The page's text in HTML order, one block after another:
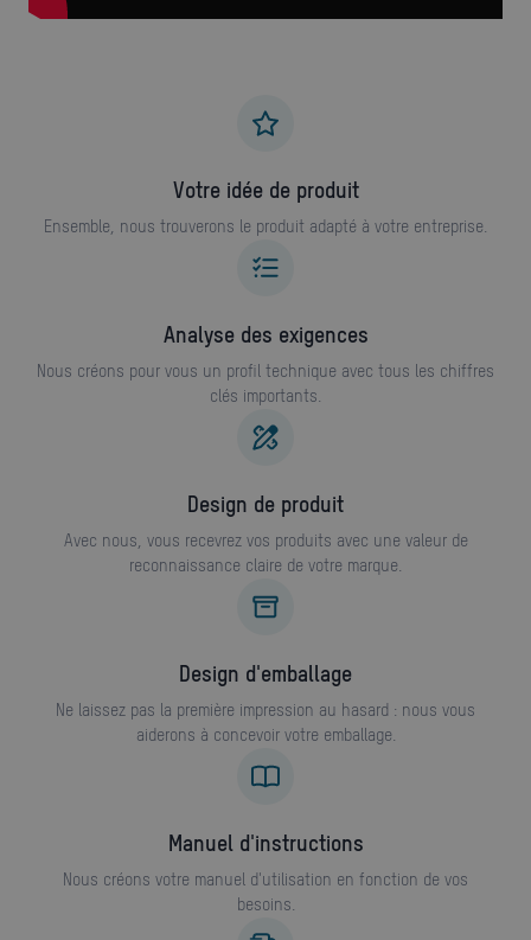
Votre idée de produit
Ensemble, nous trouverons le produit adapté à votre entreprise.
Analyse des exigences
Nous créons pour vous un profil technique avec tous les chiffres
clés importants.
design de produit
Avec nous, vous recevrez vos produits avec une valeur de
reconnaissance claire de votre marque.
design d'emballage
Ne laissez pas la première impression au hasard : nous vous
aiderons à concevoir votre emballage.
manuel d'instructions
Nous créons votre manuel d'utilisation en fonction de vos
besoins.